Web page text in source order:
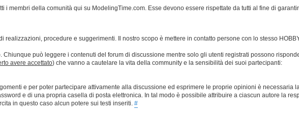
membri della comunità qui su ModelingTime.com. Esse devono essere rispettate da tutti al fine di
procedure e suggerimenti. Il nostro scopo è mettere in contatto persone con lo stesso
può leggere i contenuti del forum di discussione mentre solo gli utenti registrati possono
avere accettato) che vanno a cautelare la vita della community e la sensibilità dei suoi partecipanti:
e per poter partecipare attivamente alla discussione ed esprimere le proprie opinioni è necessaria
e di una propria casella di posta elettronica. In tal modo è possibile attribuire a ciascun autore la
in questo caso alcun potere sui testi inseriti. #